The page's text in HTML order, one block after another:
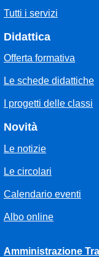
Tutti i servizi
Didattica
Offerta formativa
Le schede didattiche
I progetti delle classi
Novità
Le notizie
Le circolari
Calendario eventi
Albo online
Amministrazione